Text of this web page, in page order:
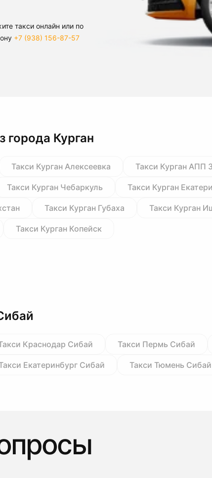
такси онлайн или по
+7 (938) 156-87-57
Курган
Такси Курган Алексеевка Такси Курган АПП
Такси Курган Чебаркуль Такси Курган
Такси Курган Губаха Такси Курган
Такси Курган Копейск
Краснодар Сибай Такси Пермь Сибай
Екатеринбург Сибай Такси Тюмень Сибай